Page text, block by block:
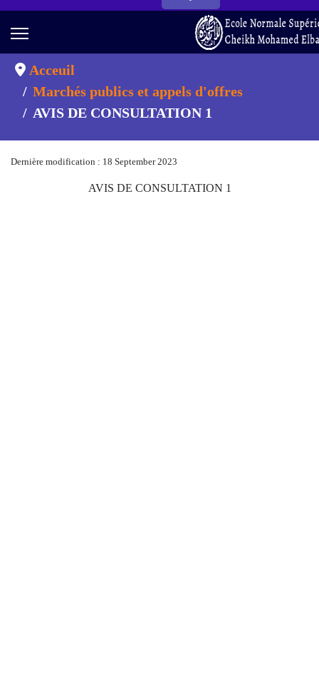
Acceuil
Marchés publics et appels d'offres
AVIS DE CONSULTATION 1
Dernière modification : 18 September 2023
AVIS DE CONSULTATION 1